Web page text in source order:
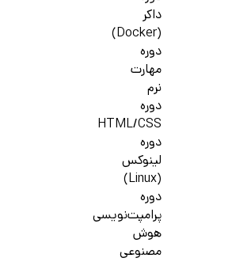
داکر
(Docker)
دوره
مهارت
نرم
دوره
HTML/CSS
دوره
لینوکس
(Linux)
دوره
پرامپت‌نویسی
هوش
مصنوعی